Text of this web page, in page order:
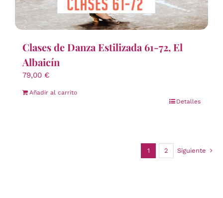
Clases de Danza Estilizada 61-72, El
Albaicín
79,00 €
Añadir al carrito
Detalles
1 2 Siguiente